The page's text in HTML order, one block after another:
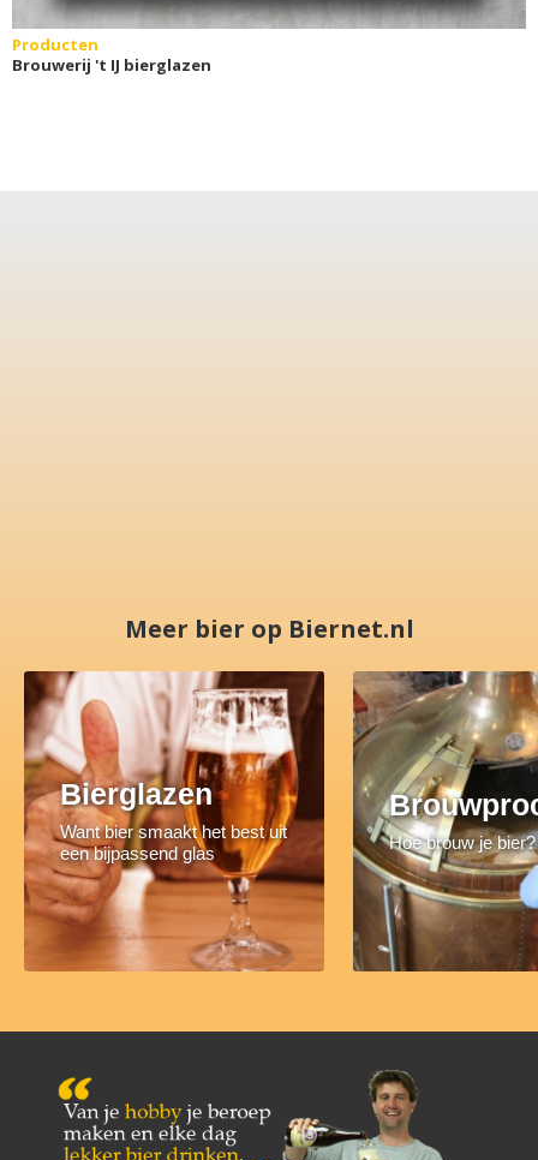
Producten
Brouwerij 't IJ bierglazen
Meer bier op Biernet.nl
Bierglazen
Want bier smaakt het best uit
een bijpassend glas
Hoe brouw je bier?